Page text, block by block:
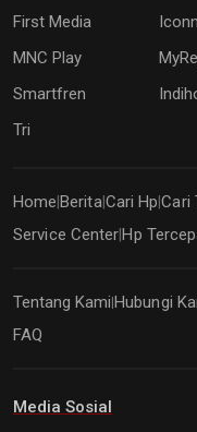
First Media
MNC Play
Smartfren
Tri
Home|Berita|Cari Hp|Cari
Service Center|Hp
Tentang Kami Hubungi
FAQ
Media Sosial